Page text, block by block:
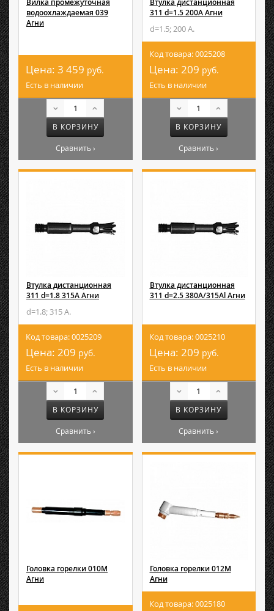
водоохлаждаемая 039
Агни
Цена: 3 459 руб.
Есть в наличии
В КОРЗИНУ
Сравнить ›
311 d=1.5 200А Агни
d=1.5; 200 А.
Код товара: 0025208
Цена: 209 руб.
Есть в наличии
В КОРЗИНУ
Сравнить ›
Втулка дистанционная
311 d=1.8 315А Агни
d=1.8; 315 А.
Код товара: 0025209
Цена: 209 руб.
Есть в наличии
В КОРЗИНУ
Сравнить ›
Втулка дистанционная
311 d=2.5 380A/315Аl Агни
Код товара: 0025210
Цена: 209 руб.
Есть в наличии
В КОРЗИНУ
Сравнить ›
Головка горелки 010М
Агни
Головка горелки 012М
Агни
Код товара: 0025180